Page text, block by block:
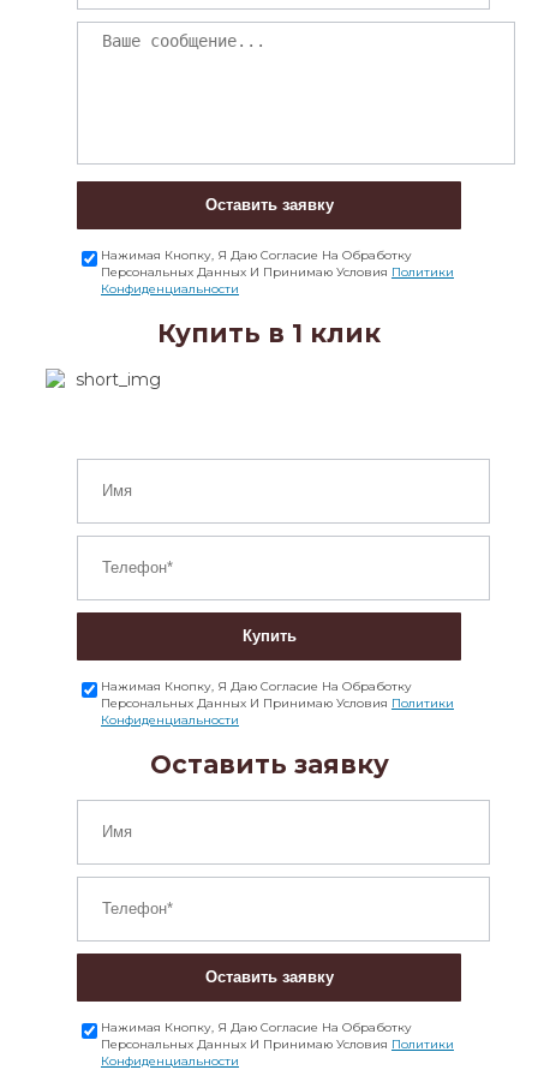
Оставить заявку
Нажимая Кнопку, Я Даю Согласие На Обработку
Персональных Данных И Принимаю Условия Политики
Конфиденциальности
Купить в 1 клик
Купить
Нажимая Кнопку, Я Даю Согласие На Обработку
Персональных Данных И Принимаю Условия Политики
Конфиденциальности
Оставить заявку
Оставить заявку
Нажимая Кнопку, Я Даю Согласие На Обработку
Персональных Данных И Принимаю Условия Политики
Конфиденциальности